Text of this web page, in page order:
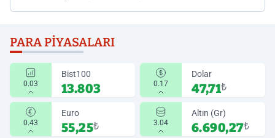
PARA PIYASALARI
0.03
Bist100
13.803 0.17
Dolar
47,71₺
0.43
Euro
55,25₺ 3.04
Altın (Gr)
6.690,27₺